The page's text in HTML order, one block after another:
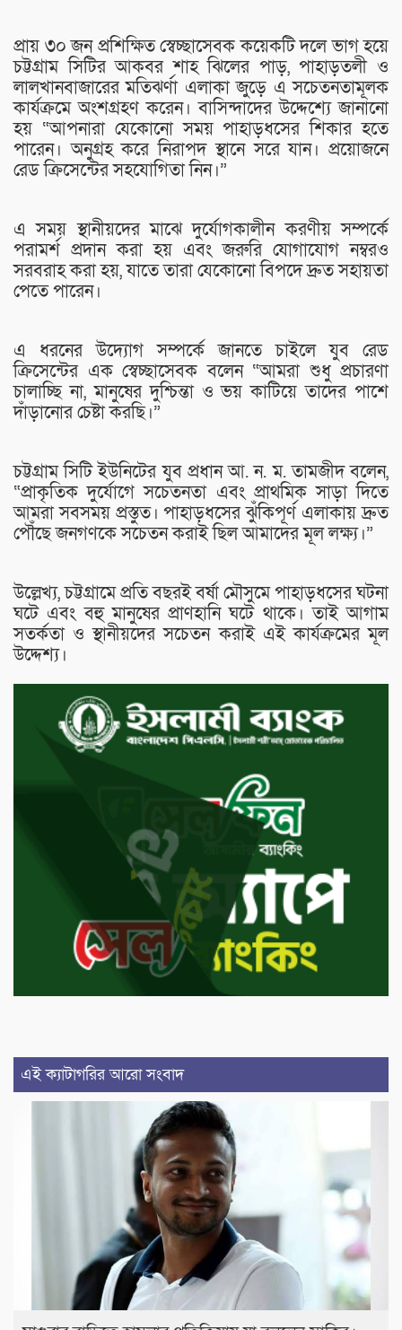
প্রায় ৩০ জন প্রশিক্ষিত স্বেচ্ছাসেবক কয়েকটি দলে ভাগ হয়ে
চট্টগ্রাম সিটির আকবর শাহ ঝিলের পাড়, পাহাড়তলী ও
লালখানবাজারের মতিঝর্ণা এলাকা জুড়ে এ সচেতনতামূলক
কার্যক্রমে অংশগ্রহণ করেন। বাসিন্দাদের উদ্দেশ্যে জানানো
হয় “আপনারা যেকোনো সময় পাহাড়ধসের শিকার হতে
পারেন। অনুগ্রহ করে নিরাপদ স্থানে সরে যান। প্রয়োজনে
রেড ক্রিসেন্টের সহযোগিতা নিন।”
এ সময় স্থানীয়দের মাঝে দুর্যোগকালীন করণীয় সম্পর্কে
পরামর্শ প্রদান করা হয় এবং জরুরি যোগাযোগ নম্বরও
সরবরাহ করা হয়, যাতে তারা যেকোনো বিপদে দ্রুত সহায়তা
পেতে পারেন।
এ ধরনের উদ্যোগ সম্পর্কে জানতে চাইলে যুব রেড
ক্রিসেন্টের এক স্বেচ্ছাসেবক বলেন “আমরা শুধু প্রচারণা
চালাচ্ছি না, মানুষের দুশ্চিন্তা ও ভয় কাটিয়ে তাদের পাশে
দাঁড়ানোর চেষ্টা করছি।”
চট্টগ্রাম সিটি ইউনিটের যুব প্রধান আ. ন. ম. তামজীদ বলেন,
“প্রাকৃতিক দুর্যোগে সচেতনতা এবং প্রাথমিক সাড়া দিতে
আমরা সবসময় প্রস্তুত। পাহাড়ধসের ঝুঁকিপূর্ণ এলাকায় দ্রুত
পৌঁছে জনগণকে সচেতন করাই ছিল আমাদের মূল লক্ষ্য।”
উল্লেখ্য, চট্টগ্রামে প্রতি বছরই বর্ষা মৌসুমে পাহাড়ধসের ঘটনা
ঘটে এবং বহু মানুষের প্রাণহানি ঘটে থাকে। তাই আগাম
সতর্কতা ও স্থানীয়দের সচেতন করাই এই কার্যক্রমের মূল
উদ্দেশ্য।
এই ক্যাটাগরির আরো সংবাদ